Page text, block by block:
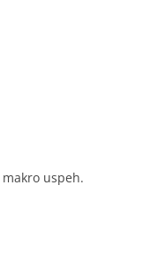
uspeh.